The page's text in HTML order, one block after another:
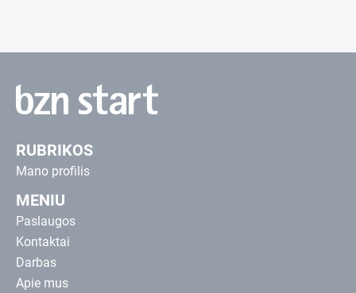
RUBRIKOS
Mano profilis
MENIU
Paslaugos
Kontaktai
Darbas
Apie mus